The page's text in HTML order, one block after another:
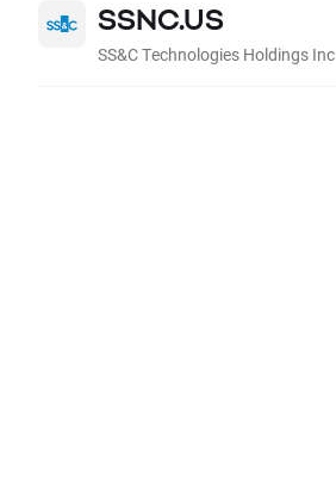
SSNC.US
SS&C Technologies Holdings Inc